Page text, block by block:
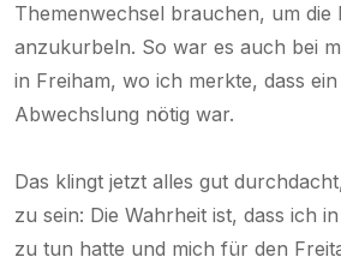
Themenwechsel brauchen, um die
anzukurbeln. So war es auch bei
in Freiham, wo ich merkte, dass
Abwechslung nötig war.
Das klingt jetzt alles gut
zu sein: Die Wahrheit ist, dass ich
zu tun hatte und mich für den